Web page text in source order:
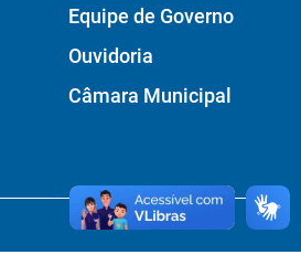
Equipe de Governo
Ouvidoria
Câmara Municipal